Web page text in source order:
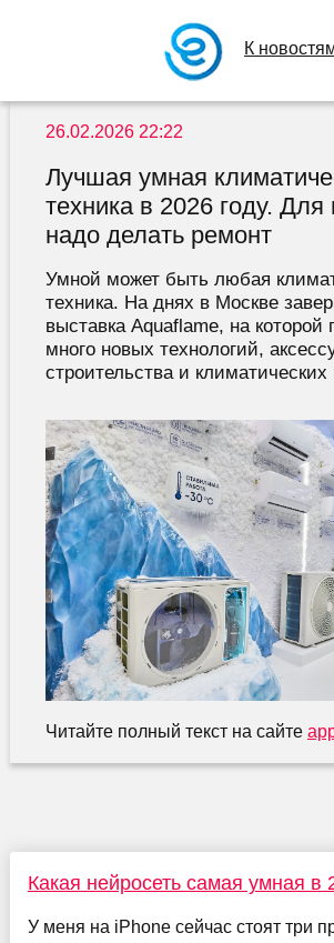
К
26.02.2026 22:22
Лучшая умная
техника в 2026 году. Для
надо делать ремонт
Умной может быть любая
техника. На днях в Москве
выставка Aquaflame, на которой
много новых технологий,
строительства и климатических
Читайте полный текст на сайте
Какая нейросеть самая умная в
У меня на iPhone сейчас стоят три